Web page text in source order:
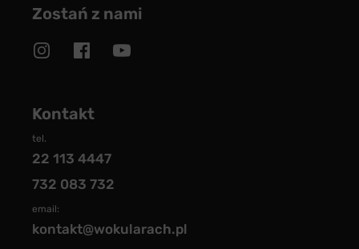
Zostań z nami
Kontakt
tel.
22 113 4447
732 083 732
email:
kontakt@wokularach.pl